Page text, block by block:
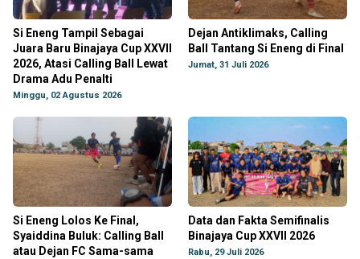
Si Eneng Tampil Sebagai
Juara Baru Binajaya Cup XXVII
2026, Atasi Calling Ball Lewat
Drama Adu Penalti
Minggu, 02 Agustus 2026
Dejan Antiklimaks, Calling
Ball Tantang Si Eneng di Final
Jumat, 31 Juli 2026
Si Eneng Lolos Ke Final,
Syaiddina Buluk: Calling Ball
atau Dejan FC Sama-sama
Data dan Fakta Semifinalis
Binajaya Cup XXVII 2026
Rabu, 29 Juli 2026